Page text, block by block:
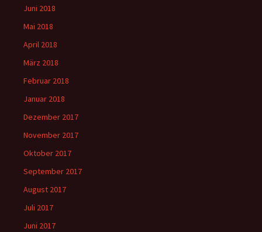
Juni 2018
Mai 2018
April 2018
März 2018
Februar 2018
Januar 2018
Dezember 2017
November 2017
Oktober 2017
September 2017
August 2017
Juli 2017
Juni 2017